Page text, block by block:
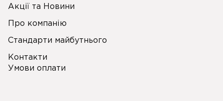
Акції та Новини
Про компанію
Стандарти майбутнього
Контакти
Умови оплати